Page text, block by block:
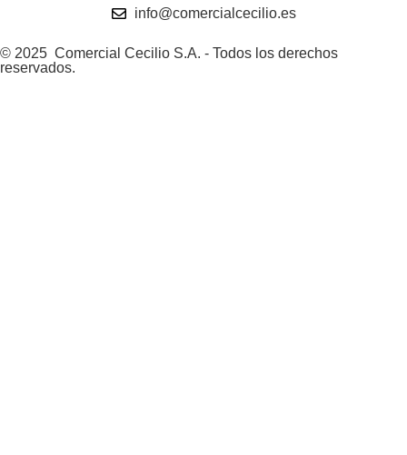
info@comercialcecilio.es
© 2025 Comercial Cecilio S.A. - Todos los derechos
reservados.